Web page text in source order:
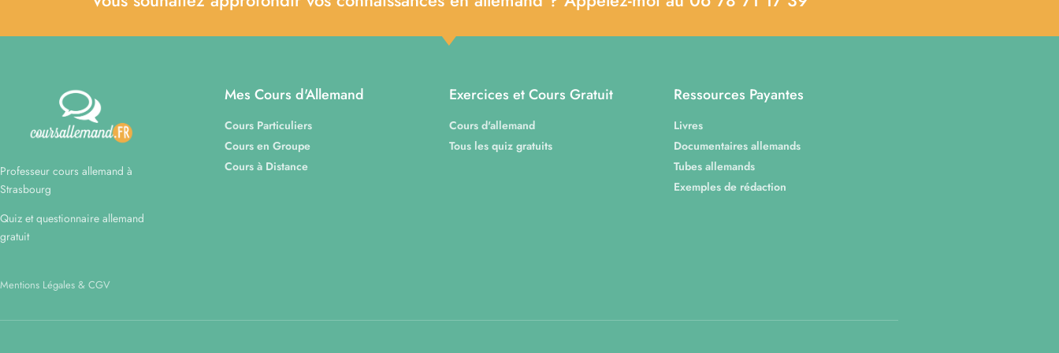
Professeur cours allemand à
Strasbourg
Quiz et questionnaire allemand
gratuit
Mes Cours d'Allemand
Cours Particuliers
Cours en Groupe
Cours à Distance
Exercices et Cours Gratuit
Cours d'allemand
Tous les quiz gratuits
Ressources Payantes
Livres
Documentaires allemands
Tubes allemands
Exemples de rédaction
Mentions Légales & CGV